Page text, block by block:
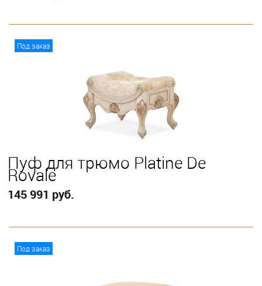
Под заказ
Пуф для трюмо Platine De
Royale
145 991 руб.
Под заказ